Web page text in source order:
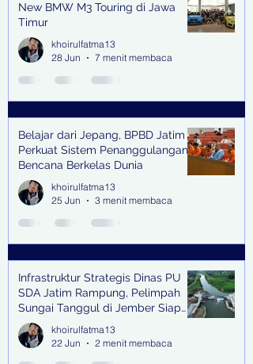
New BMW M3 Touring di Jawa
Timur
khoirulfatma13
28 Jun
7 menit membaca
Belajar dari Jepang, BPBD Jatim
Perkuat Sistem Penanggulangan
Bencana Berkelas Dunia
khoirulfatma13
25 Jun
3 menit membaca
Infrastruktur Strategis Dinas PU
SDA Jatim Rampung, Pelimpah
Sungai Tanggul di Jember Siap
Bangkitkan Swasembada Pangan
dan Pengendali Banjir
khoirulfatma13
22 Jun
2 menit membaca